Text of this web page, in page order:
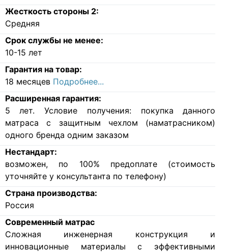
Жесткость стороны 2:
Средняя
Срок службы не менее:
10-15 лет
Гарантия на товар:
18 месяцев Подробнее...
Расширенная гарантия:
5 лет. Условие получения: покупка данного
матраса с защитным чехлом (наматрасником)
одного бренда одним заказом
Нестандарт:
возможен, по 100% предоплате (стоимость
уточняйте у консультанта по телефону)
Страна производства:
Россия
Современный матрас
Cложная инженерная конструкция и
инновационные материалы с эффективными